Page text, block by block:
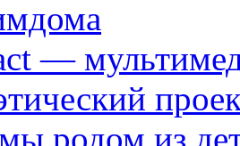
—
родом из